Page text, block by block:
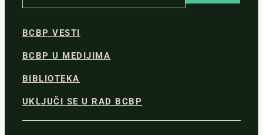
BCBP VESTI
BCBP U MEDIJIMA
BIBLIOTEKA
UKLJUČI SE U RAD BCBP